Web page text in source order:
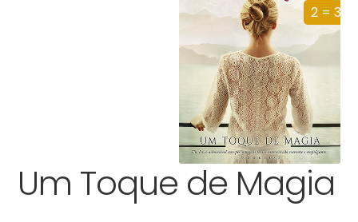
2 = 3
Um Toque de Magia